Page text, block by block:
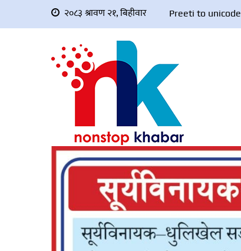
२०८३ श्रावण २१, बिहीवार Preeti to unicode